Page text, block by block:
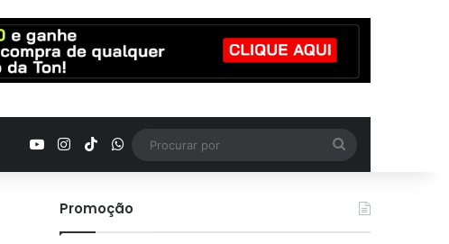
YouTubeInstagram
TikTokWhatsApp
por
Promoção